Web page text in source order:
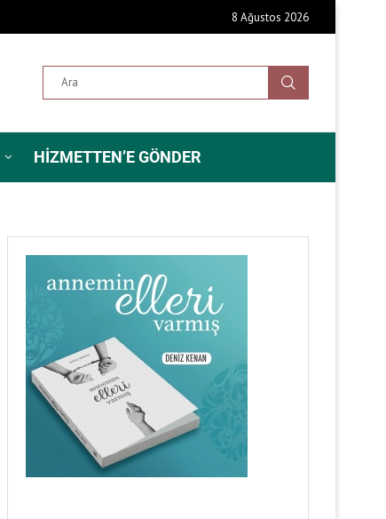
8 Ağustos 2026
HIZMETTEN’E GÖNDER